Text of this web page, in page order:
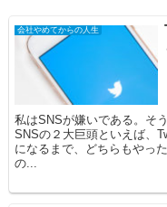
会社やめてからの人生
私はSNSが嫌いである。そ
SNSの２大巨頭といえば、
になるまで、どちらもやっ
の...